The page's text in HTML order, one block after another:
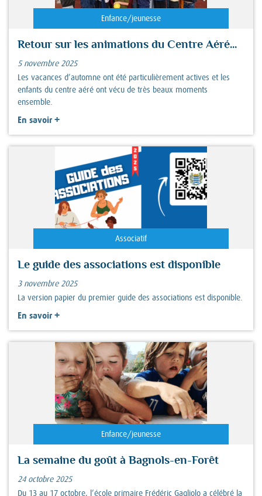
Enfance/jeunesse
Retour sur les animations du Centre Aéré...
5 novembre 2025
Les vacances d’automne ont été particulièrement actives et les
enfants du centre aéré ont vécu de très beaux moments
ensemble.
En savoir +
Associatif
Le guide des associations est disponible
3 novembre 2025
La version papier du premier guide des associations est disponible.
En savoir +
Enfance/jeunesse
La semaine du goût à Bagnols-en-Forêt
24 octobre 2025
Du 13 au 17 octobre, l’école primaire Frédéric Gagliolo a célébré la